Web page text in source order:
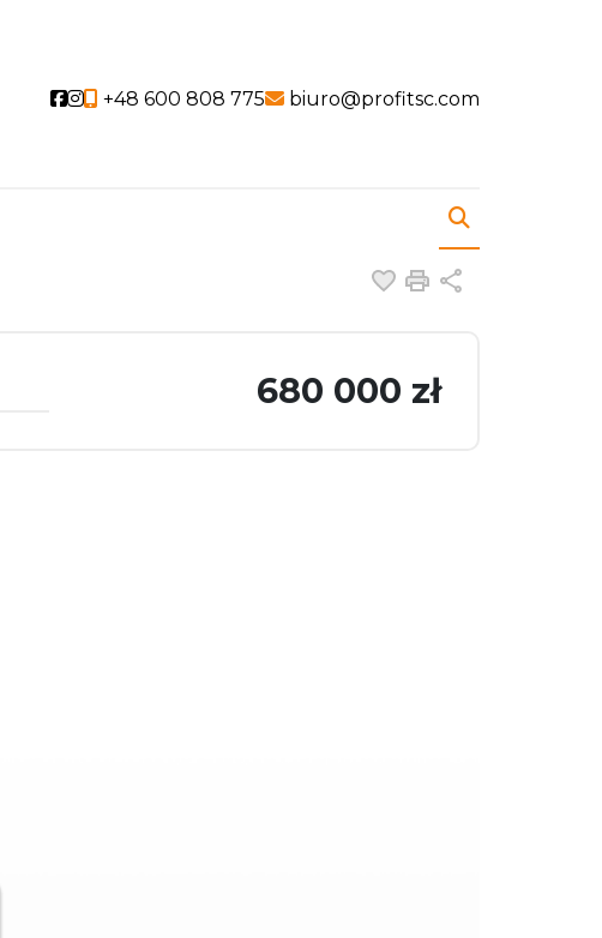
Social link
Social link
+48 600 808 775 biuro@profitsc.com
Dodaj do
Drukuj
680 000 zł